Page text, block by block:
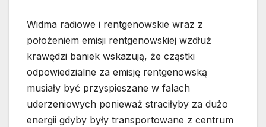
Widma radiowe i rentgenowskie wraz z
położeniem emisji rentgenowskiej wzdłuż
krawędzi baniek wskazują, że cząstki
odpowiedzialne za emisję rentgenowską
musiały być przyspieszane w falach
uderzeniowych ponieważ straciłyby za dużo
energii gdyby były transportowane z centrum